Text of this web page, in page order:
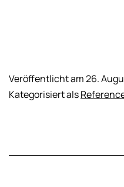
Veröffentlicht am26.
Kategorisiert als